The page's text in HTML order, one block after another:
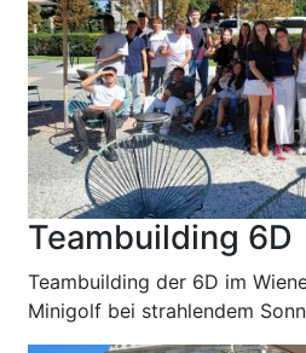
Teambuilding 6D
Teambuilding der 6D im
Minigolf bei strahlendem